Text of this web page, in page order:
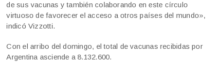
de sus vacunas y también colaborando en este círculo
virtuoso de favorecer el acceso a otros países del mundo»,
indicó Vizzotti.
Con el arribo del domingo, el total de vacunas recibidas por
Argentina asciende a 8.132.600.